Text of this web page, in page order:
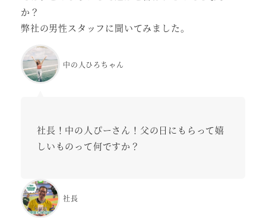
か？
弊社の男性スタッフに聞いてみました。
中の人ひろちゃん
社長！中の人ぴーさん！父の日にもらって嬉
しいものって何ですか？
社長